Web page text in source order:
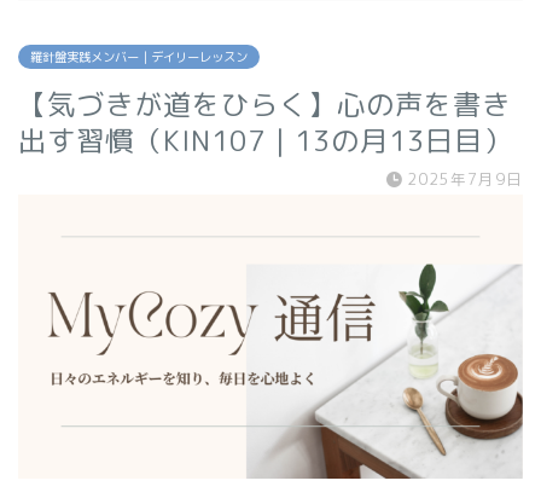
羅針盤実践メンバー｜デイリーレッスン
【気づきが道をひらく】心の声を書き
出す習慣（KIN107｜13の月13日目）
2025年7月9日